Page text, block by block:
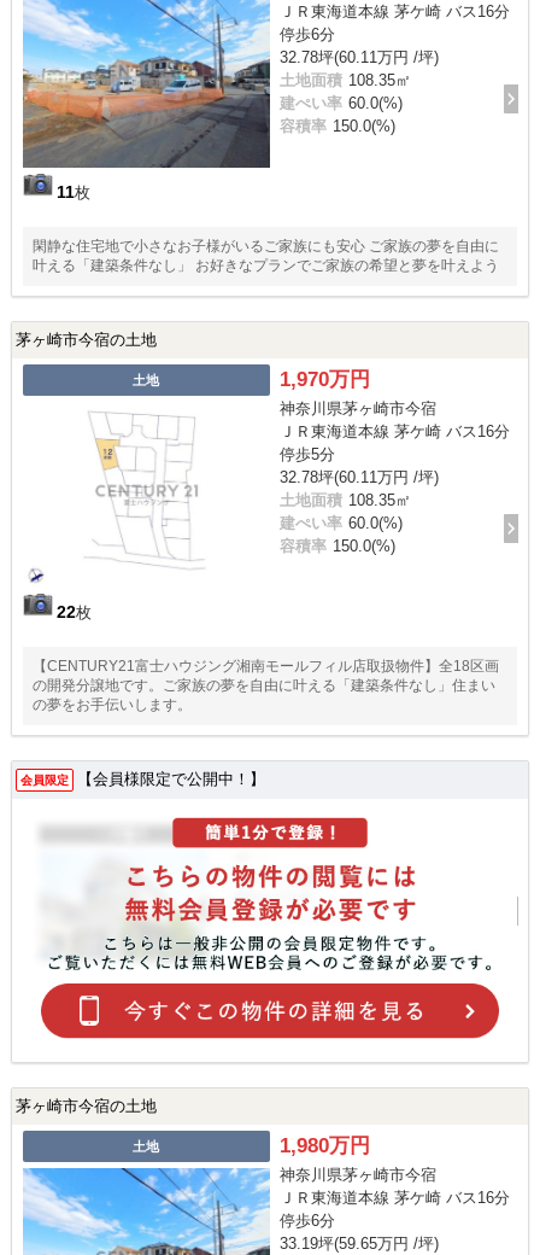
11枚
ＪＲ東海道本線 茅ケ崎 バス16分
停歩6分
32.78坪(60.11万円 /坪)
土地面積 108.35㎡
建ぺい率 60.0(%)
容積率 150.0(%)
閑静な住宅地で小さなお子様がいるご家族にも安心 ご家族の夢を自由に
叶える「建築条件なし」 お好きなプランでご家族の希望と夢を叶えよう
茅ヶ崎市今宿の土地
土地
22枚
1,970万円
神奈川県茅ヶ崎市今宿
ＪＲ東海道本線 茅ケ崎 バス16分
停歩5分
32.78坪(60.11万円 /坪)
土地面積 108.35㎡
建ぺい率 60.0(%)
容積率 150.0(%)
【CENTURY21富士ハウジング湘南モールフィル店取扱物件】全18区画
の開発分譲地です。ご家族の夢を自由に叶える「建築条件なし」住まい
の夢をお手伝いします。
会員限定 【会員様限定で公開中！】
茅ヶ崎市今宿の土地
土地 1,980万円
神奈川県茅ヶ崎市今宿
ＪＲ東海道本線 茅ケ崎 バス16分
停歩6分
33.19坪(59.65万円 /坪)